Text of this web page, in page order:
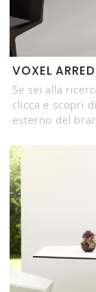
VOXEL
Se sei alla
clicca e scopri
esterno del